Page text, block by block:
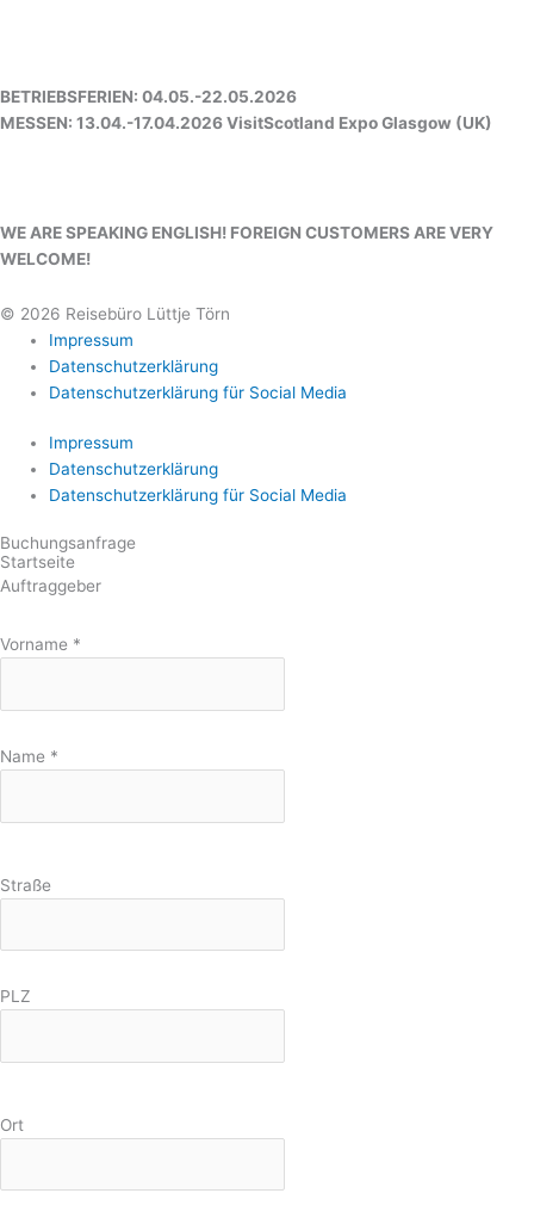
BETRIEBSFERIEN: 04.05.-22.05.2026
MESSEN: 13.04.-17.04.2026 VisitScotland Expo Glasgow (UK)
WE ARE SPEAKING ENGLISH! FOREIGN CUSTOMERS ARE VERY
WELCOME!
© 2026 Reisebüro Lüttje Törn
Impressum
Datenschutzerklärung
Datenschutzerklärung für Social Media
Impressum
Datenschutzerklärung
Datenschutzerklärung für Social Media
Buchungsanfrage
Startseite
Auftraggeber
Vorname *
Name *
Straße
PLZ
Ort